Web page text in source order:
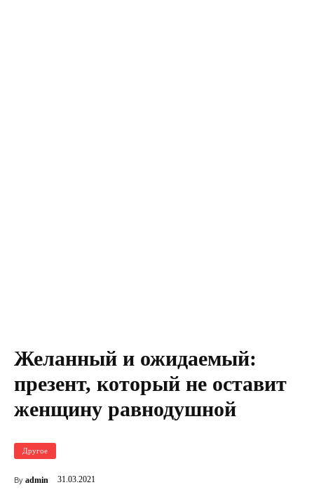
Желанный и ожидаемый:
презент, который не оставит
женщину равнодушной
Другое
By admin 31.03.2021